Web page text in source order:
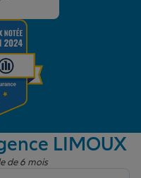
LIMOUX
de 6 mois